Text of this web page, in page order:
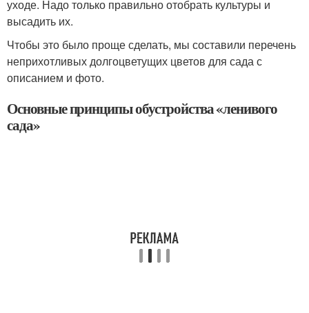
уходе. Надо только правильно отобрать культуры и
высадить их.
Чтобы это было проще сделать, мы составили перечень
неприхотливых долгоцветущих цветов для сада с
описанием и фото.
Основные принципы обустройства «ленивого
сада»